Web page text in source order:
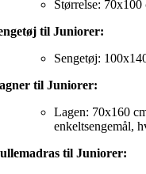
Størrelse: 70x100
til Juniorer:
Sengetøj:
til Juniorer:
Lagen: 70x160
enkeltsengemål,
til Juniorer: